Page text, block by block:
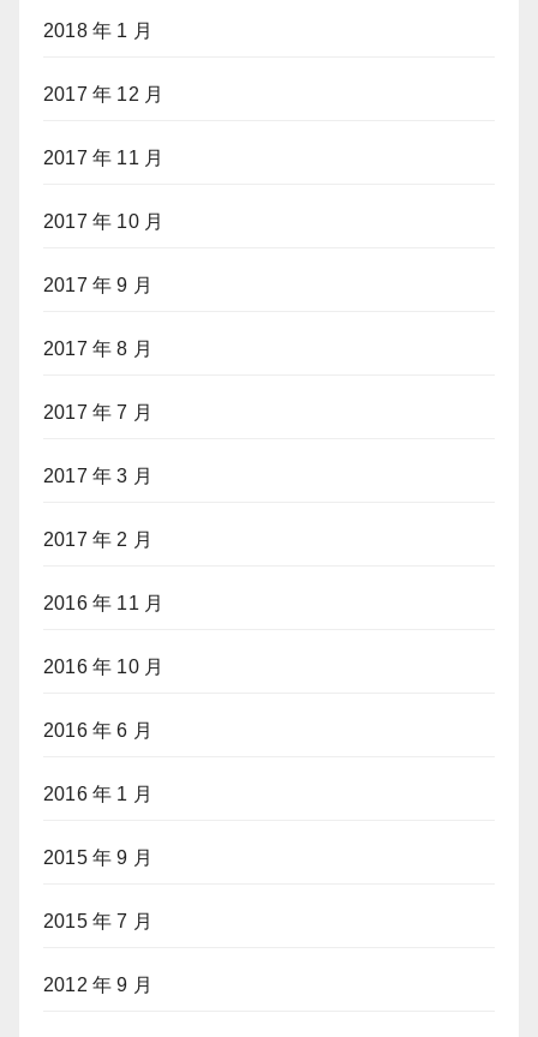
2018 年 1 月
2017 年 12 月
2017 年 11 月
2017 年 10 月
2017 年 9 月
2017 年 8 月
2017 年 7 月
2017 年 3 月
2017 年 2 月
2016 年 11 月
2016 年 10 月
2016 年 6 月
2016 年 1 月
2015 年 9 月
2015 年 7 月
2012 年 9 月